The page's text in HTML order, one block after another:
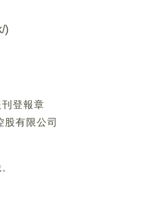
)
登報章
有限公司